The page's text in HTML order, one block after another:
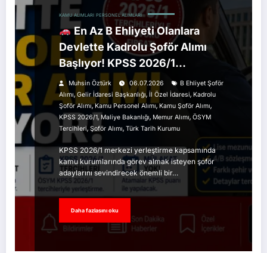
KAMU ALIMLARI PERSONEL ALIMLARI
En Az B Ehliyeti Olanlara
Devlette Kadrolu Şoför Alımı
Başlıyor! KPSS 2026/1
Tercihleriyle Başvuru Fırsatı
Muhsin Öztürk 06.07.2026
B Ehliyet Şoför
Alımı, Gelir İdaresi Başkanlığı, İl Özel İdaresi, Kadrolu
Şoför Alımı,Kamu Personel Alımı,Kamu Şoför Alımı,
KPSS 2026/1, Maliye Bakanlığı, Memur Alımı, ÖSYM
Tercihleri, Şoför Alımı, Türk Tarih Kurumu
KPSS 2026/1 merkezi yerleştirme kapsamında
kamu kurumlarında görev almak isteyen şoför
adaylarını sevindirecek önemli bir…
Daha fazlasını oku